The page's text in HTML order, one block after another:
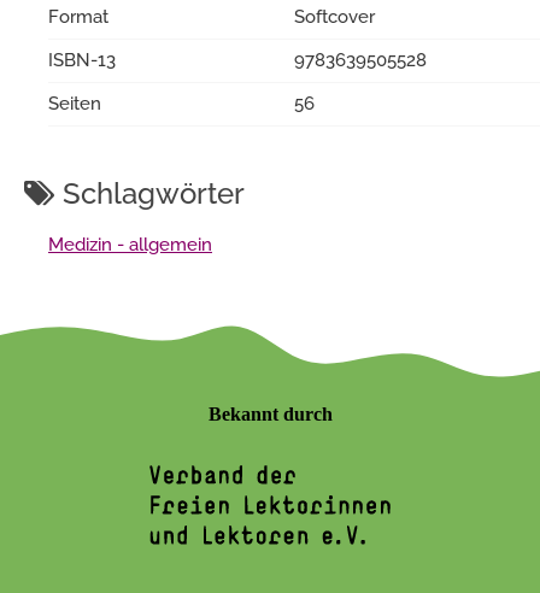
Format
Softcover
ISBN-13
9783639505528
Seiten
56
Schlagwörter
Medizin - allgemein
Bekannt durch